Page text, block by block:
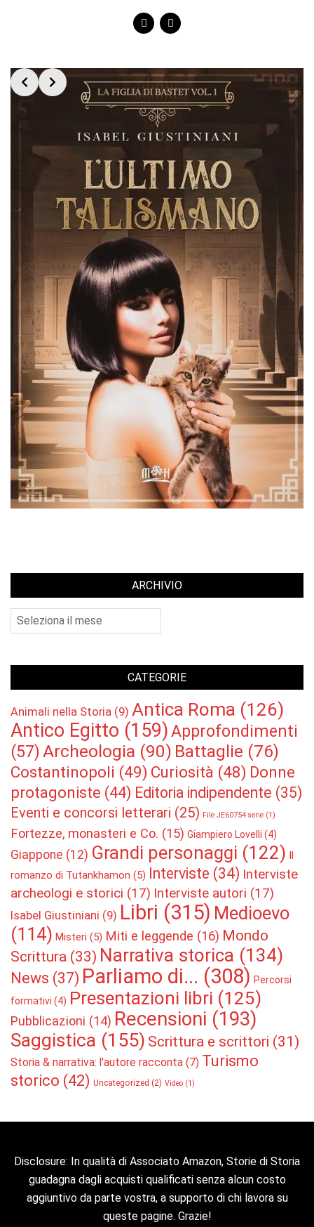
ARCHIVIO
Archivio
CATEGORIE
Animali nella Storia (9) Antica Roma (126)
Antico Egitto (159)Approfondimenti
(57) Archeologia (90) Battaglie (76)
Costantinopoli (49) Curiosità (48) Donne
protagoniste (44) Editoria indipendente (35)
Eventi e concorsi letterari (25) File JE60754 serie (1)
Fortezze, monasteri e Co. (15) Giampiero Lovelli (4)
Giappone (12) Grandi personaggi (122) Il
romanzo di Tutankhamon (5) Interviste (34) Interviste
archeologi e storici (17) Interviste autori (17)
Isabel Giustiniani (9) Libri (315) Medioevo
(114) Misteri (5) Miti e leggende (16) Mondo
Scrittura (33) Narrativa storica (134)
News (37) Parliamo di... (308) Percorsi
formativi (4) Presentazioni libri (125)
Pubblicazioni (14) Recensioni (193)
Saggistica (155) Scrittura e scrittori (31)
Storia & narrativa: l'autore racconta (7) Turismo
storico (42) Uncategorized (2) Video (1)
Disclosure: In qualità di Associato Amazon, Storie di Storia
guadagna dagli acquisti qualificati senza alcun costo
aggiuntivo da parte vostra, a supporto di chi lavora su
queste pagine. Grazie!